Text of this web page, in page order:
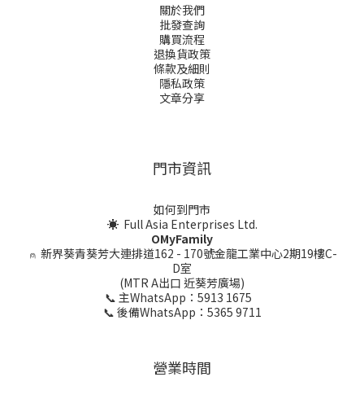
關於我們
批發查詢
購買流程
退換貨政策
條款及細則
隱私政策
文章分享
門市資訊
如何到門市
☀ Full Asia Enterprises Ltd.
OMyFamily
⍝ 新界葵青葵芳大連排道162 - 170號金龍工業中心2期19樓C-
D室
(MTR A出口 近葵芳廣場)
📞 主WhatsApp：5913 1675
📞 後備WhatsApp：5365 9711
營業時間